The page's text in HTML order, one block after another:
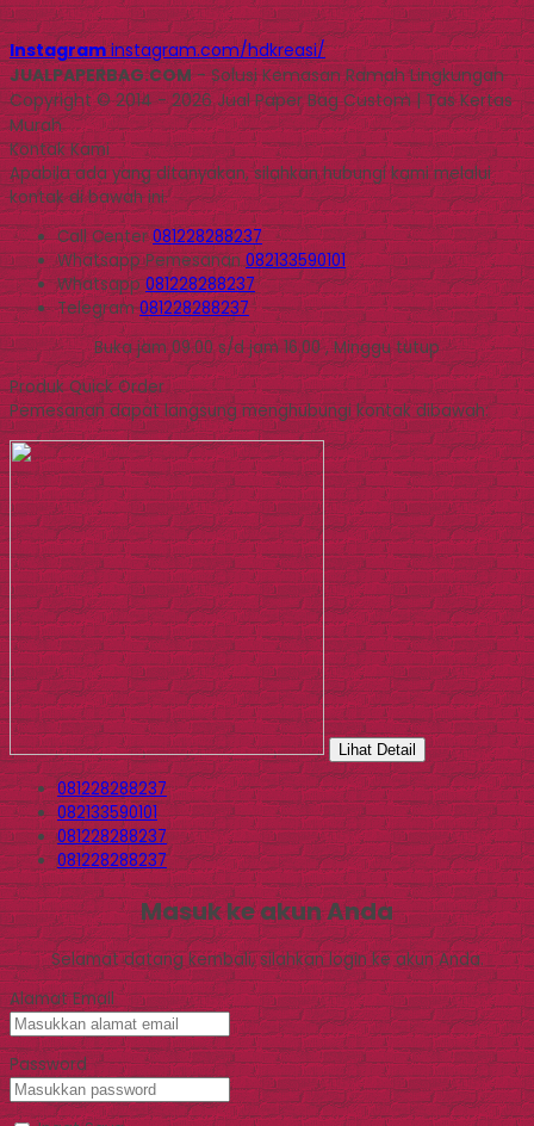
Instagram instagram.com/hdkreasi/
JUALPAPERBAG.COM- Solusi Kemasan Ramah Lingkungan
Copyright © 2014 - 2026 Jual Paper Bag Custom | Tas Kertas
Murah
Kontak Kami
Apabila ada yang ditanyakan, silahkan hubungi kami melalui
kontak di bawah ini.
Call Center081228288237
WhatsappPemesanan 082133590101
Whatsapp081228288237
Telegram081228288237
Buka jam 09.00 s/d jam 16.00 , Minggu tutup
Produk Quick Order
Pemesanan dapat langsung menghubungi kontak dibawah:
Lihat Detail
081228288237
082133590101
081228288237
081228288237
Masuk ke akun Anda
Selamat datang kembali, silahkan login ke akun Anda.
Alamat Email
Password